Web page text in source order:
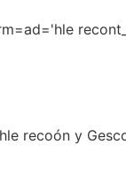
recoón y